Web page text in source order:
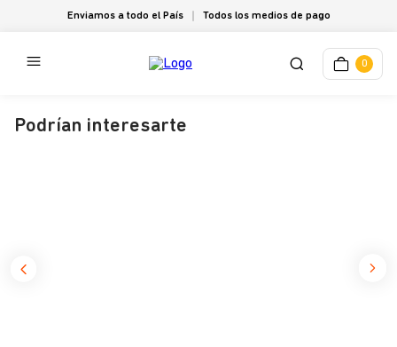
Enviamos a todo el País Todos los medios de pago
0
Podrían interesarte